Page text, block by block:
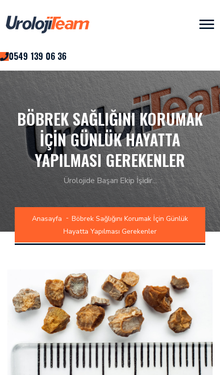
0549 139 06 36
BÖBREK SAĞLIĞINI KORUMAK
İÇIN GÜNLÜK HAYATTA
YAPILMASI GEREKENLER
Ürolojide Başarı Ekip İşidir...
Anasayfa
Böbrek Sağlığını Korumak İçin Günlük
Hayatta Yapılması Gerekenler